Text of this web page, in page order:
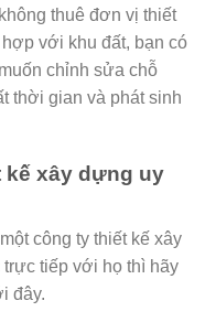
thuê đơn vị thiết
với khu đất, bạn có
chỉnh sửa chỗ
thời gian và phát sinh
kế xây dựng uy
công ty thiết kế xây
tiếp với họ thì hãy
đây.